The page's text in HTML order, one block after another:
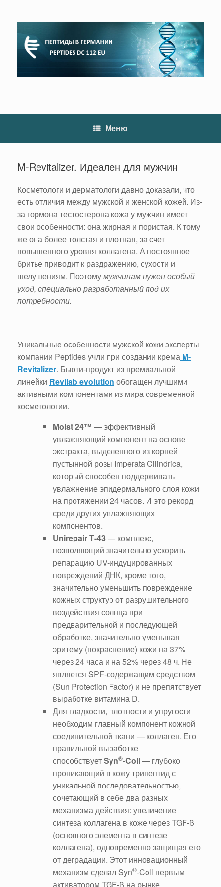
содержанию
Меню
M-Revitalizer. Идеален для мужчин
Косметологи и дерматологи давно доказали, что
есть отличия между мужской и женской кожей. Из-
за гормона тестостерона кожа у мужчин имеет
свои особенности: она жирная и пористая. К тому
же она более толстая и плотная, за счет
повышенного уровня коллагена. А постоянное
бритье приводит к раздражению, сухости и
шелушениям. Поэтомумужчинам нужен особый
уход, специально разработанный под их
потребности.
Уникальные особенности мужской кожи эксперты
компании Peptides учли при создании крема M-
Revitalizer. Бьюти-продукт из премиальной
линейки Revilabevolution обогащен лучшими
активными компонентами из мира современной
косметологии.
Moist 24™ — эффективный
увлажняющий компонент на основе
экстракта, выделенного из корней
пустынной розы Imperata Cilindrica,
который способен поддерживать
увлажнение эпидермального слоя кожи
на протяжении 24 часов. И это рекорд
среди других увлажняющих
компонентов.
Unirepair Т-43— комплекс,
позволяющий значительно ускорить
репарацию UV-индуцированных
повреждений ДНК, кроме того,
значительно уменьшить повреждение
кожных структур от разрушительного
воздействия солнца при
предварительной и последующей
обработке, значительно уменьшая
эритему (покраснение) кожи на 37%
через 24 часа и на 52% через 48 ч. Не
является SPF-содержащим средством
(Sun Protection Factor) и не препятствует
выработке витамина D.
Для гладкости, плотности и упругости
необходим главный компонент кожной
соединительной ткани — коллаген. Его
правильной выработке
способствуетSyn®-Coll— глубоко
проникающий в кожу трипептид с
уникальной последовательностью,
сочетающий в себе два разных
механизма действия: увеличение
синтеза коллагена в коже через TGF-ß
(основного элемента в синтезе
коллагена), одновременно защищая его
от деградации. Этот инновационный
механизм сделал Syn®-Coll первым
активатором TGF-ß на рынке,